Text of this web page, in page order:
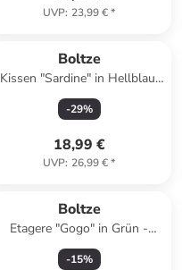
UVP: 23,99 €*
Boltze
Kissen "Sardine" in Hellblau/
Weiß - (L)30 x (B)50 cm
-29%
18,99 €
UVP: 26,99 €*
Boltze
Etagere "Gogo" in Grün -
(H)34 cm
-15%